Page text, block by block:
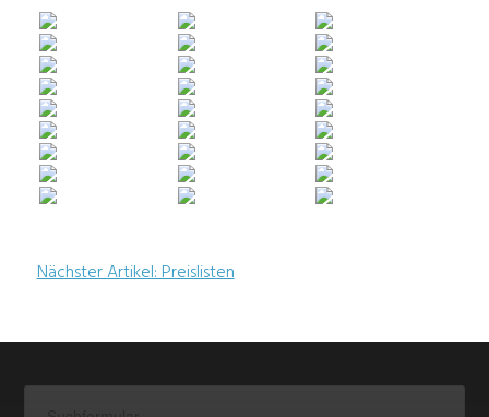
Nächster Artikel: Preislisten